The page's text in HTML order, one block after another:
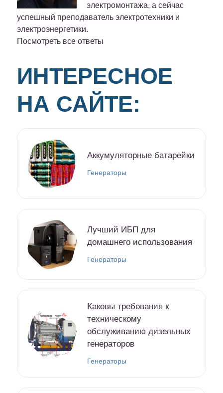
электромонтажа, а сейчас
успешный преподаватель электротехники и
электроэнергетики.
Посмотреть все ответы
ИНТЕРЕСНОЕ
НА САЙТЕ:
Аккумуляторные батарейки
Генераторы
Лучший ИБП для
домашнего использования
Генераторы
Каковы требования к
техническому
обслуживанию дизельных
генераторов
Генераторы